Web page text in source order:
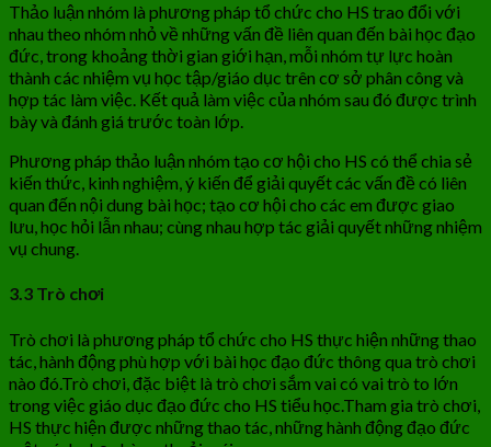
Thảo luận nhóm là phương pháp tổ chức cho HS trao đổi với
nhau theo nhóm nhỏ về những vấn đề liên quan đến bài học đạo
đức, trong khoảng thời gian giới hạn, mỗi nhóm tự lực hoàn
thành các nhiệm vụ học tập/giáo dục trên cơ sở phân công và
hợp tác làm việc. Kết quả làm việc của nhóm sau đó được trình
bày và đánh giá trước toàn lớp.
Phương pháp thảo luận nhóm tạo cơ hội cho HS có thể chia sẻ
kiến thức, kinh nghiệm, ý kiến để giải quyết các vấn đề có liên
quan đến nội dung bài học; tạo cơ hội cho các em được giao
lưu, học hỏi lẫn nhau; cùng nhau hợp tác giải quyết những nhiệm
vụ chung.
3.3 Trò chơi
Trò chơi là phương pháp tổ chức cho HS thực hiện những thao
tác, hành động phù hợp với bài học đạo đức thông qua trò chơi
nào đó.Trò chơi, đặc biệt là trò chơi sắm vai có vai trò to lớn
trong việc giáo dục đạo đức cho HS tiểu học.Tham gia trò chơi,
HS thực hiện được những thao tác, những hành động đạo đức